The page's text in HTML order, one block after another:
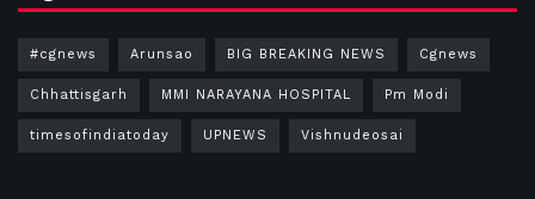
#cgnews Arunsao BIG BREAKING NEWS Cgnews
Chhattisgarh MMI NARAYANA HOSPITAL Pm Modi
timesofindiatoday UPNEWS Vishnudeosai